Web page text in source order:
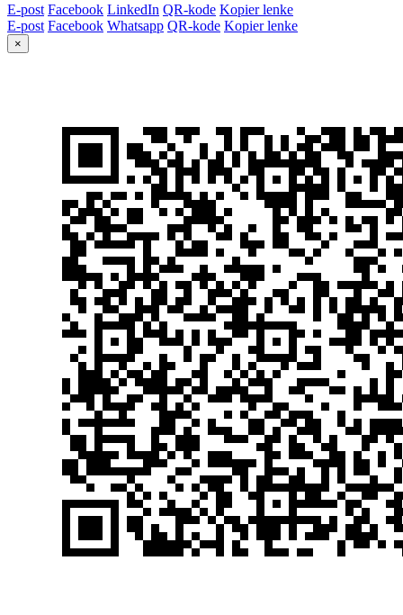
E-post Facebook LinkedIn QR-kode Kopier lenke
E-post Facebook Whatsapp QR-kode Kopier lenke
×